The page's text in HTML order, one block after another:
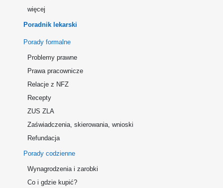
więcej
Poradnik lekarski
Porady formalne
Problemy prawne
Prawa pracownicze
Relacje z NFZ
Recepty
ZUS ZLA
Zaświadczenia, skierowania, wnioski
Refundacja
Porady codzienne
Wynagrodzenia i zarobki
Co i gdzie kupić?